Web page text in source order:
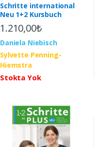
Schritte international
Neu 1+2 Kursbuch
1.210,00₺
Daniela Niebisch
Sylvette Penning-
Hiemstra
Stokta Yok